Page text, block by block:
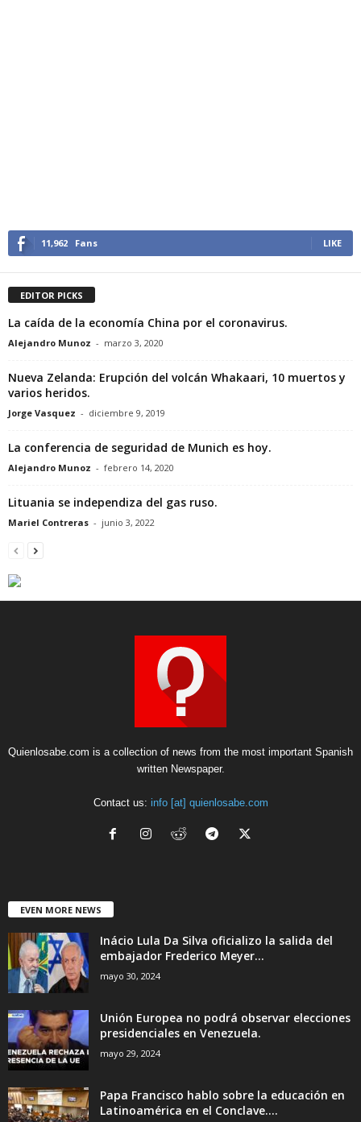
11,962 Fans LIKE
EDITOR PICKS
La caída de la economía China por el coronavirus.
Alejandro Munoz - marzo 3, 2020
Nueva Zelanda: Erupción del volcán Whakaari, 10 muertos y
varios heridos.
Jorge Vasquez - diciembre 9, 2019
La conferencia de seguridad de Munich es hoy.
Alejandro Munoz - febrero 14, 2020
Lituania se independiza del gas ruso.
Mariel Contreras - junio 3, 2022
Quienlosabe.com is a collection of news from the most important Spanish
written Newspaper.
Contact us: info [at] quienlosabe.com
EVEN MORE NEWS
Inácio Lula Da Silva oficializo la salida del
embajador Frederico Meyer...
mayo 30, 2024
Unión Europea no podrá observar elecciones
presidenciales en Venezuela.
mayo 29, 2024
Papa Francisco hablo sobre la educación en
Latinoamérica en el Conclave....